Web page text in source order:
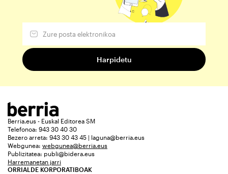
Berria.eus - Euskal Editorea SM
Telefonoa: 943 30 40 30
Bezero arreta: 943 30 43 45 | laguna@berria.eus
Webgunea: webgunea@berria.eus
Publizitatea: publi@bidera.eus
Harremanetan jarri
ORRIALDE KORPORATIBOAK